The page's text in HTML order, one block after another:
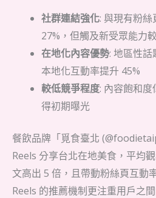
社群連結強化: 與現有粉
27%，但觸及新受眾能力
在地化內容優勢: 地區性話
本地化互動率提升 45%
較低競爭程度: 內容飽和
得初期曝光
餐飲品牌「覓食臺北
Reels 分享台北在地美食，平均
文高出 5 倍，且帶動粉絲頁互動
Reels 的推薦機制更注重用戶之